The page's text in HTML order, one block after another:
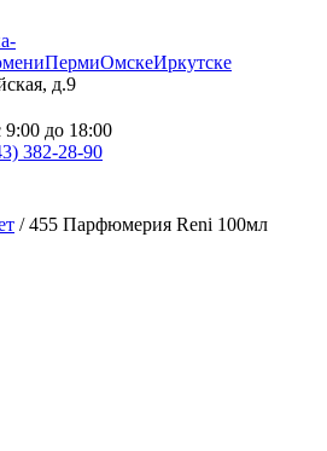
ПермиОмскеИркутске
д.9
до 18:00
382-28-90
/ 455 Парфюмерия Reni 100мл